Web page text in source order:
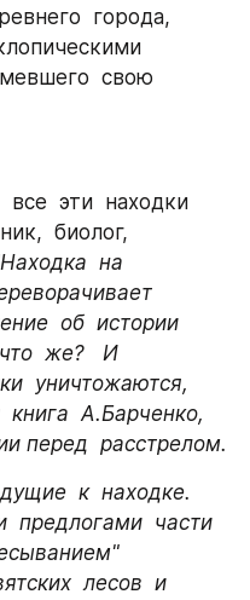
города,
свою
все  эти  находки
биолог,
на
об  истории
же?   И
уничтожаются,
книга  А.Барченко,
перед  расстрелом.
к  находке.
предлогами  части
лесов  и